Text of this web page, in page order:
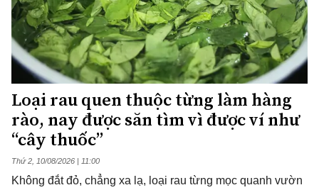
Loại rau quen thuộc từng làm hàng
rào, nay được săn tìm vì được ví như
“cây thuốc”
Thứ 2, 10/08/2026 | 11:00
Không đắt đỏ, chẳng xa lạ, loại rau từng mọc quanh vườn